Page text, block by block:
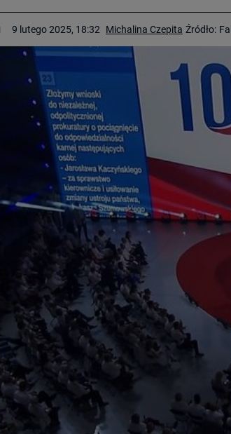
9 lutego 2025, 18:32 Michalina Czepita Źródło: